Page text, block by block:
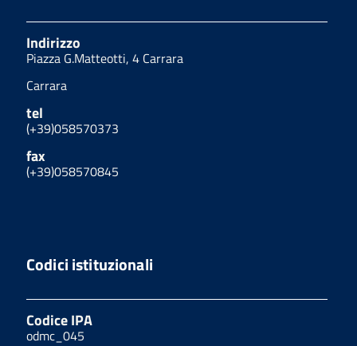
Indirizzo
Piazza G.Matteotti, 4 Carrara
Carrara
tel
(+39)058570373
fax
(+39)058570845
Codici istituzionali
Codice IPA
odmc_045